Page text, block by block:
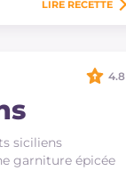
LIRE RECETTE
siciliens
garniture épicée
4.8